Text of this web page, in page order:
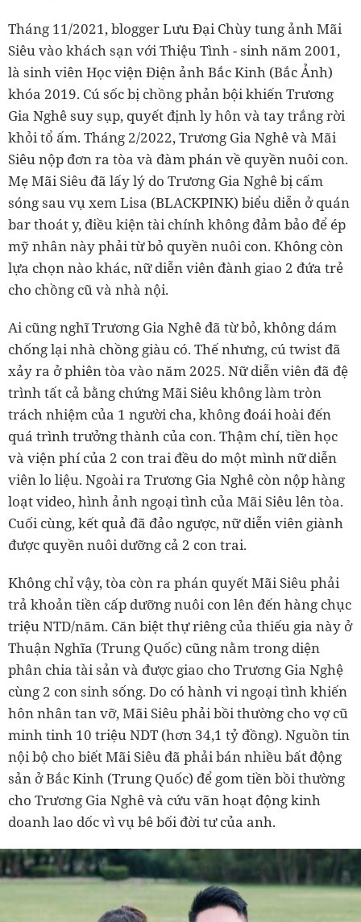
Tháng 11/2021, blogger Lưu Đại Chùy tung ảnh Mãi
Siêu vào khách sạn với Thiệu Tình - sinh năm 2001,
là sinh viên Học viện Điện ảnh Bắc Kinh (Bắc Ảnh)
khóa 2019. Cú sốc bị chồng phản bội khiến Trương
Gia Nghê suy sụp, quyết định ly hôn và tay trắng rời
khỏi tổ ấm. Tháng 2/2022, Trương Gia Nghê và Mãi
Siêu nộp đơn ra tòa và đàm phán về quyền nuôi con.
Mẹ Mãi Siêu đã lấy lý do Trương Gia Nghê bị cấm
sóng sau vụ xem Lisa (BLACKPINK) biểu diễn ở quán
bar thoát y, điều kiện tài chính không đảm bảo để ép
mỹ nhân này phải từ bỏ quyền nuôi con. Không còn
lựa chọn nào khác, nữ diễn viên đành giao 2 đứa trẻ
cho chồng cũ và nhà nội.
Ai cũng nghĩ Trương Gia Nghê đã từ bỏ, không dám
chống lại nhà chồng giàu có. Thế nhưng, cú twist đã
xảy ra ở phiên tòa vào năm 2025. Nữ diễn viên đã đệ
trình tất cả bằng chứng Mãi Siêu không làm tròn
trách nhiệm của 1 người cha, không đoái hoài đến
quá trình trưởng thành của con. Thậm chí, tiền học
và viện phí của 2 con trai đều do một mình nữ diễn
viên lo liệu. Ngoài ra Trương Gia Nghê còn nộp hàng
loạt video, hình ảnh ngoại tình của Mãi Siêu lên tòa.
Cuối cùng, kết quả đã đảo ngược, nữ diễn viên giành
được quyền nuôi dưỡng cả 2 con trai.
Không chỉ vậy, tòa còn ra phán quyết Mãi Siêu phải
trả khoản tiền cấp dưỡng nuôi con lên đến hàng chục
triệu NTD/năm. Căn biệt thự riêng của thiếu gia này ở
Thuận Nghĩa (Trung Quốc) cũng nằm trong diện
phân chia tài sản và được giao cho Trương Gia Nghệ
cùng 2 con sinh sống. Do có hành vi ngoại tình khiến
hôn nhân tan vỡ, Mãi Siêu phải bồi thường cho vợ cũ
minh tinh 10 triệu NDT (hơn 34,1 tỷ đồng). Nguồn tin
nội bộ cho biết Mãi Siêu đã phải bán nhiều bất động
sản ở Bắc Kinh (Trung Quốc) để gom tiền bồi thường
cho Trương Gia Nghê và cứu vãn hoạt động kinh
doanh lao dốc vì vụ bê bối đời tư của anh.